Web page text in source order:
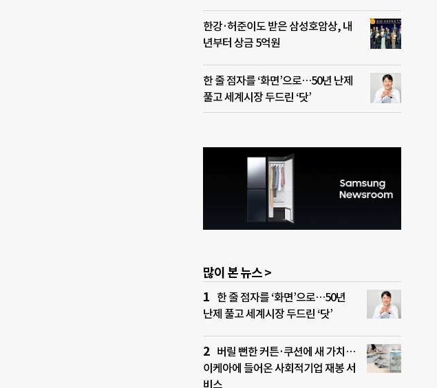
한강·허준이도 받은 삼성호암상, 내
년부터 상금 5억원
한 줄 점자를 ‘화면’으로…50년 난제
풀고 세계시장 두드린 ‘닷’
많이 본 뉴스 >
한 줄 점자를 ‘화면’으로…50년
난제 풀고 세계시장 두드린 ‘닷’
버릴 뻔한 커튼·쿠션에 새 가치…
이케아에 들어온 사회적기업 재봉 서
비스